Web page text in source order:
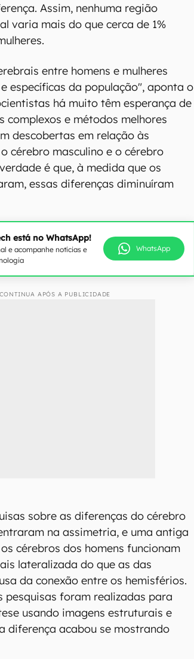
Assim, nenhuma região
varia mais do que cerca de 1%
entre homens e mulheres
específicas da população", aponta o
há muito têm esperança de
complexos e métodos melhores
descobertas em relação às
cérebro masculino e o cérebro
é que, à medida que os
essas diferenças diminuíram
está no WhatsApp!
e acompanhe notícias e
WhatsApp
CONTINUA APÓS A PUBLICIDADE
sobre as diferenças do cérebro
na assimetria, e uma antiga
cérebros dos homens funcionam
lateralizada do que as das
da conexão entre os hemisférios.
pesquisas foram realizadas para
usando imagens estruturais e
diferença acabou se mostrando